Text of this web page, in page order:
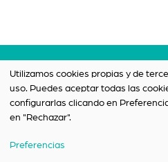
Términos y
Política de
Utilizamos cookies propias y de
uso. Puedes aceptar todas las
configurarlas clicando en
en "Rechazar".
Preferencias